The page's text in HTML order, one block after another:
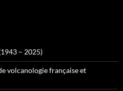
– 2025)
volcanologie française et